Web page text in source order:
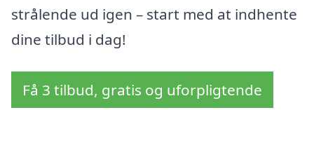
strålende ud igen – start med at indhente
dine tilbud i dag!
Få 3 tilbud, gratis og uforpligtende